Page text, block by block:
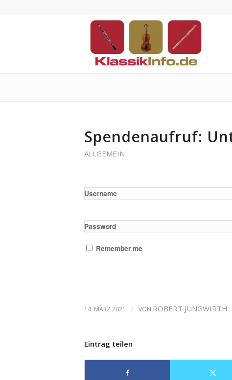
Spendenaufruf:
ALLGEMEIN
Username
Password
Remember me
14. MÄRZ 2021 / VON ROBERT JUNGWIRTH
Eintrag teilen